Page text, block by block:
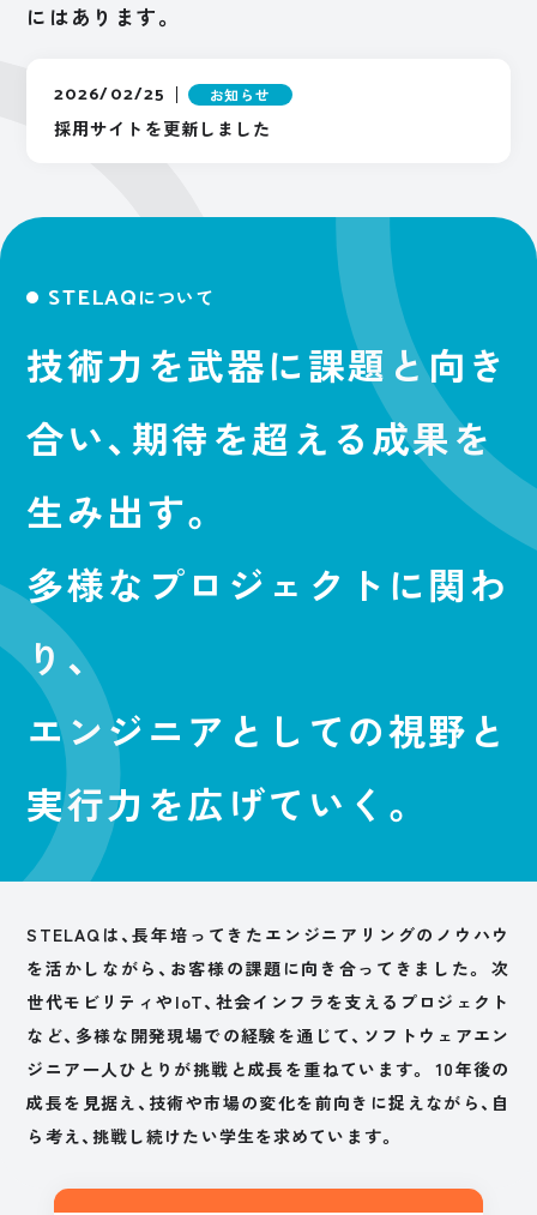
にはあります。
2026/02/25 お知らせ
採用サイトを更新しました
STELAQについて
技術力を武器に課題と向き
合い、 期待を超える成果を
生み出す。
多様なプロジェクト に関わ
り、
エンジニアとしての視野と
実行力 を広げていく。
STELAQは、長年培ってきたエンジニアリングのノウハウ
を活かしながら、お客様の課題に向き合ってきました。 次
世代モビリティやIoT、社会インフラを支えるプロジェクト
など、多様な開発現場での経験を通じて、ソフトウェアエン
ジニア一人ひとりが挑戦と成長を重ねています。 10年後の
成長を見据え、技術や市場の変化を前向きに捉えながら、自
ら考え、挑戦し続けたい学生を求めています。